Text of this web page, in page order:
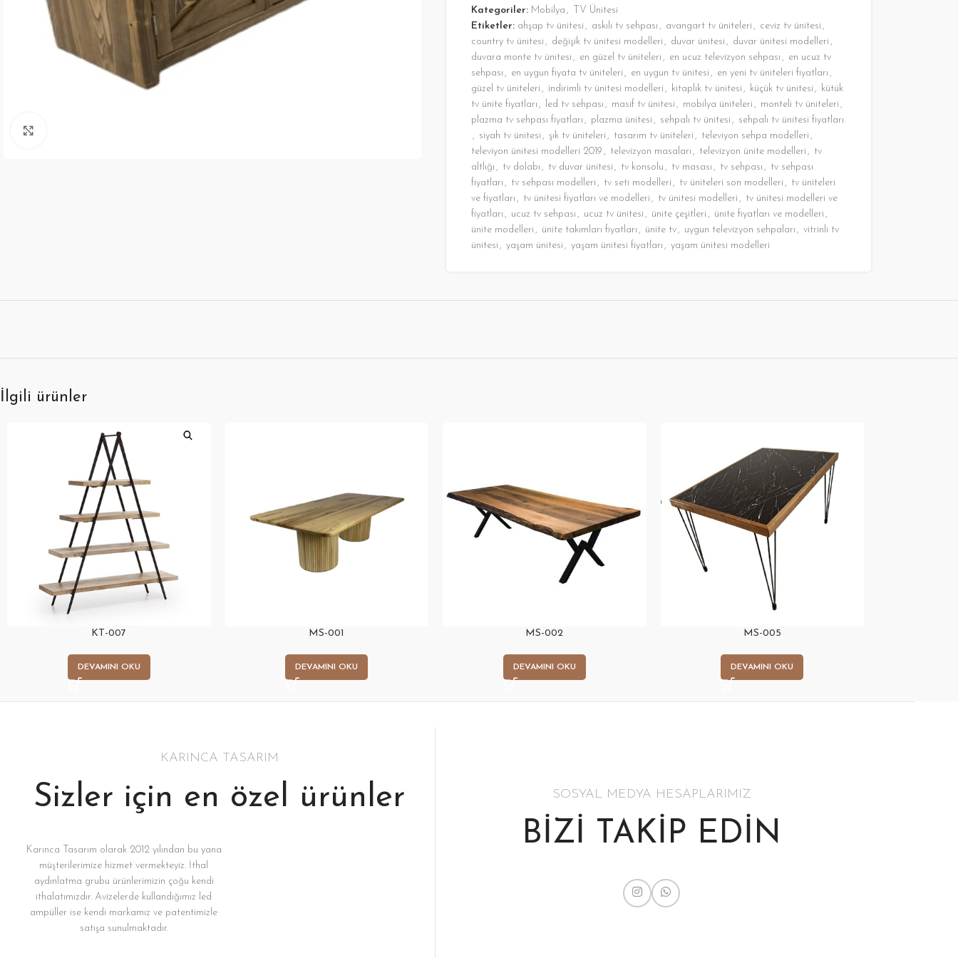
Kategoriler: Mobilya ,
TV Ünitesi
Etiketler: ahşap tv ünitesi , askılı tv sehpası , avangart tv üniteleri , ceviz tv ünitesi ,
country tv ünitesi , değişik tv ünitesi modelleri , duvar ünitesi , duvar ünitesi modelleri ,
duvara monte tv ünitesi , en güzel tv üniteleri , en ucuz televizyon sehpası , en ucuz tv
sehpası , en uygun fiyata tv üniteleri , en uygun tv ünitesi , en yeni tv üniteleri fiyatları ,
güzel tv üniteleri , indirimli tv ünitesi modelleri , kitaplık tv ünitesi , küçük tv ünitesi , kütük
tv ünite fiyatları , led tv sehpası , masif tv ünitesi , mobilya üniteleri , monteli tv üniteleri ,
plazma tv sehpası fiyatları , plazma ünitesi , sehpalı tv ünitesi , sehpalı tv ünitesi fiyatları
, siyah tv ünitesi , şık tv üniteleri , tasarım tv üniteleri , televiyon sehpa modelleri ,
televiyon ünitesi modelleri 2019 , televizyon masaları , televizyon ünite modelleri , tv
altlığı , tv dolabı , tv duvar ünitesi , tv konsolu , tv masası , tv sehpası , tv sehpası
fiyatları , tv sehpası modelleri , tv seti modelleri , tv üniteleri son modelleri , tv üniteleri
ve fiyatları , tv ünitesi fiyatları ve modelleri , tv ünitesi modelleri , tv ünitesi modelleri ve
fiyatları , ucuz tv sehpası , ucuz tv ünitesi , ünite çeşitleri , ünite fiyatları ve modelleri ,
ünite modelleri , ünite takımları fiyatları , ünite tv, uygun televizyon sehpaları , vitrinli tv
ünitesi , yaşam ünitesi , yaşam ünitesi fiyatları , yaşam ünitesi modelleri
İlgili ürünler
KT-007
DEVAMINI OKU
MS-001
DEVAMINI OKU
MS-002
DEVAMINI OKU
MS-005
DEVAMINI OKU
KARINCA TASARIM
Sizler için en özel ürünler
Karınca Tasarım olarak 2012 yılından bu yana
müşterilerimize hizmet vermekteyiz. İthal
aydınlatma grubu ürünlerimizin çoğu kendi
ithalatımızdır. Avizelerde kullandığımız led
ampüller ise kendi markamız ve patentimizle
satışa sunulmaktadır.
SOSYAL MEDYA HESAPLARIMIZ
BİZİ TAKİP EDİN